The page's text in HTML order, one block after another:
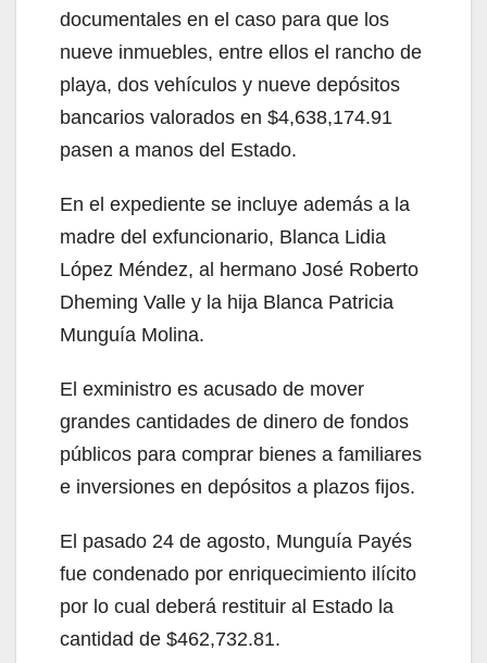
documentales en el caso para que los
nueve inmuebles, entre ellos el rancho de
playa, dos vehículos y nueve depósitos
bancarios valorados en $4,638,174.91
pasen a manos del Estado.
En el expediente se incluye además a la
madre del exfuncionario, Blanca Lidia
López Méndez, al hermano José Roberto
Dheming Valle y la hija Blanca Patricia
Munguía Molina.
El exministro es acusado de mover
grandes cantidades de dinero de fondos
públicos para comprar bienes a familiares
e inversiones en depósitos a plazos fijos.
El pasado 24 de agosto, Munguía Payés
fue condenado por enriquecimiento ilícito
por lo cual deberá restituir al Estado la
cantidad de $462,732.81.